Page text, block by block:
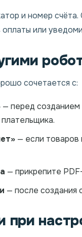
и номер
или
сочетается с:
— перед созданием
— если товаров
— прикрепите
— после создания
при